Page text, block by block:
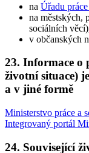
na Úřadu
na městských,
sociálních
v občanských
23. Informace o
životní situace)
a v jiné formě
Ministerstvo práce a
Integrovaný portál
24. Související